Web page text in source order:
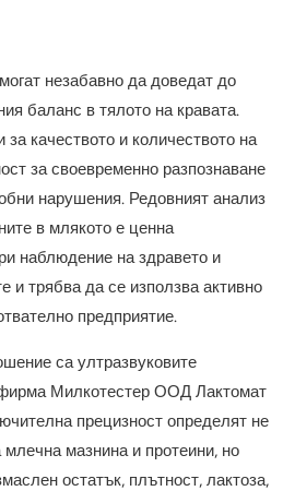
незабавно да доведат до
баланс в тялото на кравата.
качеството и количеството на
за своевременно разпознаване
нарушения. Редовният анализ
в млякото е ценна
наблюдение на здравето и
и трябва да се използва активно
предприятие.
са ултразвуковите
Милкотестер ООД Лактомат
прецизност определят не
мазнина и протеини, но
остатък, плътност, лактоза,